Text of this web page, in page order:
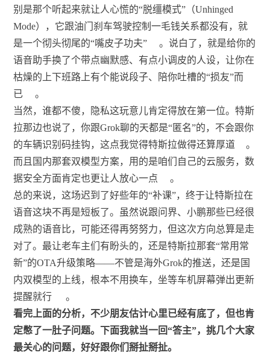
别是那个听起来就让人心慌的“脱缰模式”（Unhinged
Mode），它跟油门刹车驾驶控制一毛钱关系都没有，就
是一个彻头彻尾的“嘴皮子功夫”
。说白了，就是给你的
语音助手换了个带点幽默感、有点小调皮的人设，让你在
枯燥的上下班路上有个能说段子、陪你吐槽的“损友”而
已
。
当然，谁都不傻，隐私这玩意儿肯定得放在第一位。特斯
拉那边也说了，你跟Grok聊的天都是“匿名”的，不会跟你
的车辆识别码挂钩，这点我觉得特斯拉做得还算厚道
。
而且国内那套双模型方案，用的是咱们自己的云服务，数
据安全方面肯定也更让人放心一点
。
总的来说，这场迟到了好些年的“补课”，终于让特斯拉在
语音这块不再是短板了。虽然说跟问界、小鹏那些已经很
成熟的语音比，可能还得再努努力，但这次方向总算是走
对了。最让老车主们有盼头的，还是特斯拉那套“常用常
新”的OTA升级策略——不管是海外Grok的推送，还是国
内双模型的上线，根本不用换车，坐等车机屏幕弹出更新
提醒就行
。
看完上面的分析，不少朋友估计心里已经有底了，但也肯
定憋了一肚子问题。下面我就当一回“答主”，挑几个大家
最关心的问题，好好跟你们掰扯掰扯。